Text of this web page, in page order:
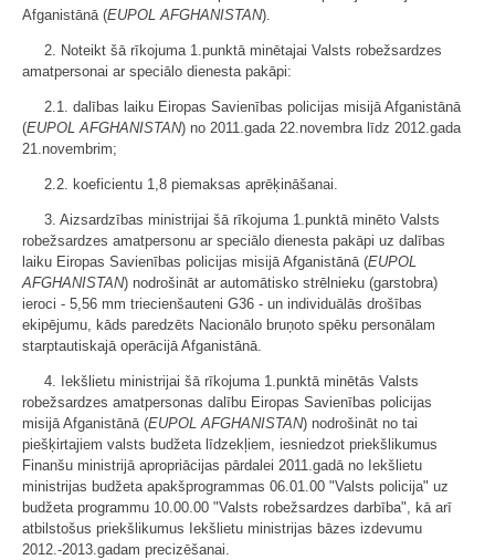
Afganistānā (EUPOL AFGHANISTAN).
2. Noteikt šā rīkojuma 1.punktā minētajai Valsts robežsardzes
amatpersonai ar speciālo dienesta pakāpi:
2.1. dalības laiku Eiropas Savienības policijas misijā Afganistānā
(EUPOL AFGHANISTAN) no 2011.gada 22.novembra līdz 2012.gada
21.novembrim;
2.2. koeficientu 1,8 piemaksas aprēķināšanai.
3. Aizsardzības ministrijai šā rīkojuma 1.punktā minēto Valsts
robežsardzes amatpersonu ar speciālo dienesta pakāpi uz dalības
laiku Eiropas Savienības policijas misijā Afganistānā (EUPOL
AFGHANISTAN) nodrošināt ar automātisko strēlnieku (garstobra)
ieroci - 5,56 mm triecienšauteni G36 - un individuālās drošības
ekipējumu, kāds paredzēts Nacionālo bruņoto spēku personālam
starptautiskajā operācijā Afganistānā.
4. Iekšlietu ministrijai šā rīkojuma 1.punktā minētās Valsts
robežsardzes amatpersonas dalību Eiropas Savienības policijas
misijā Afganistānā (EUPOL AFGHANISTAN) nodrošināt no tai
piešķirtajiem valsts budžeta līdzekļiem, iesniedzot priekšlikumus
Finanšu ministrijā apropriācijas pārdalei 2011.gadā no Iekšlietu
ministrijas budžeta apakšprogrammas 06.01.00 "Valsts policija" uz
budžeta programmu 10.00.00 "Valsts robežsardzes darbība", kā arī
atbilstošus priekšlikumus Iekšlietu ministrijas bāzes izdevumu
2012.-2013.gadam precizēšanai.